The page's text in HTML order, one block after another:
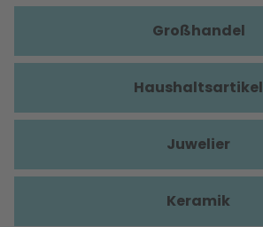
Großhandel
Haushaltsartikel
Juwelier
Keramik